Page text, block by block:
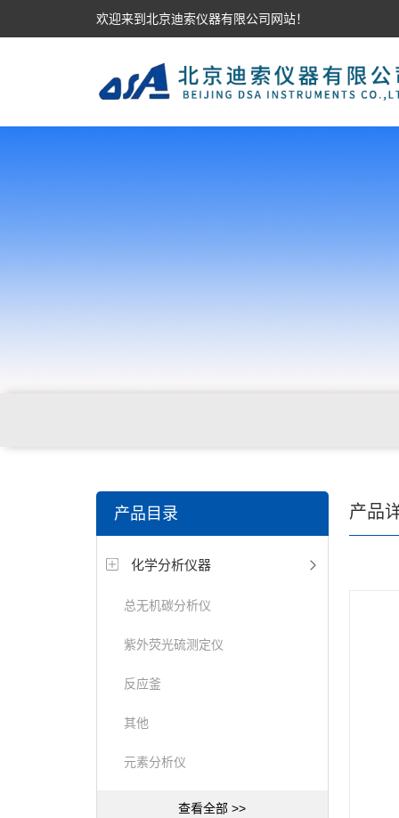
欢迎来到北京迪索仪器有限公司网站！
产品目录
化学分析仪器
总无机碳分析仪
紫外荧光硫测定仪
反应釜
其他
元素分析仪
查看全部 >>
产品